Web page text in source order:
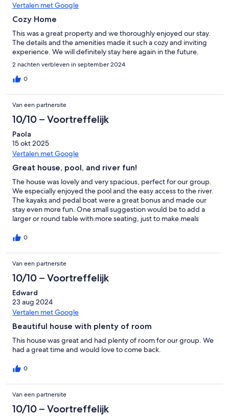
Vertalen met Google
Cozy Home
This was a great property and we thoroughly enjoyed our stay.
The details and the amenities made it such a cozy and inviting
experience. We will definitely stay here again in the future.
2 nachten verbleven in september 2024
0
Van een partnersite
10/10 – Voortreffelijk
Paola
15 okt 2025
Vertalen met Google
Great house, pool, and river fun!
The house was lovely and very spacious, perfect for our group.
We especially enjoyed the pool and the easy access to the river.
The kayaks and pedal boat were a great bonus and made our
stay even more fun. One small suggestion would be to add a
larger or round table with more seating, just to make meals
and had a great time. The host was great, very responsive and
0
Van een partnersite
10/10 – Voortreffelijk
Edward
23 aug 2024
Vertalen met Google
Beautiful house with plenty of room
This house was great and had plenty of room for our group. We
had a great time and would love to come back.
0
Van een partnersite
10/10 – Voortreffelijk